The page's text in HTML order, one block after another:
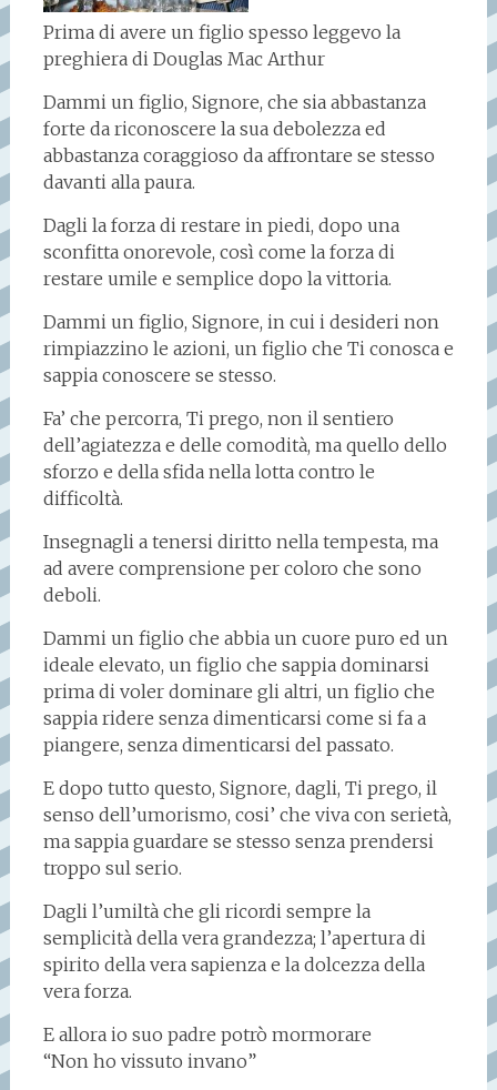
Prima di avere un figlio spesso leggevo la
preghiera di Douglas Mac Arthur
Dammi un figlio, Signore, che sia abbastanza
forte da riconoscere la sua debolezza ed
abbastanza coraggioso da affrontare se stesso
davanti alla paura.
Dagli la forza di restare in piedi, dopo una
sconfitta onorevole, così come la forza di
restare umile e semplice dopo la vittoria.
Dammi un figlio, Signore, in cui i desideri non
rimpiazzino le azioni, un figlio che Ti conosca e
sappia conoscere se stesso.
Fa’ che percorra, Ti prego, non il sentiero
dell’agiatezza e delle comodità, ma quello dello
sforzo e della sfida nella lotta contro le
difficoltà.
Insegnagli a tenersi diritto nella tempesta, ma
ad avere comprensione per coloro che sono
deboli.
Dammi un figlio che abbia un cuore puro ed un
ideale elevato, un figlio che sappia dominarsi
prima di voler dominare gli altri, un figlio che
sappia ridere senza dimenticarsi come si fa a
piangere, senza dimenticarsi del passato.
E dopo tutto questo, Signore, dagli, Ti prego, il
senso dell’umorismo, cosi’ che viva con serietà,
ma sappia guardare se stesso senza prendersi
troppo sul serio.
Dagli l’umiltà che gli ricordi sempre la
semplicità della vera grandezza; l’apertura di
spirito della vera sapienza e la dolcezza della
vera forza.
E allora io suo padre potrò mormorare
“Non ho vissuto invano”